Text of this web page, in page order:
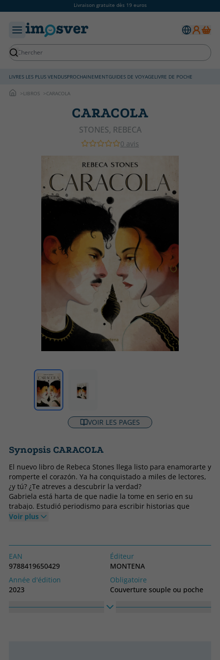
Livraison gratuite dès 19 euros
LIVRES LES PLUS VENDUSPROCHAINEMENTGUIDES DE VOYAGELIVRE DE POCHE
LIBROS CARACOLA
CARACOLA
STONES, REBECA
0 avis
VOIR LES PAGES
Synopsis CARACOLA
El nuevo libro de Rebeca Stones llega listo para enamorarte y
romperte el corazón. Ya ha conquistado a miles de lectores,
¿y tú? ¿Te atreves a descubrir la verdad?
Gabriela está harta de que nadie la tome en serio en su
trabajo. Estudió periodismo para escribir historias que
cambiasen el mundo y se pasa las mañanas corrigiendo los
que le dé el prestigio que necesita, y, con la intención de
conseguir un titular jugoso, envía un correo electrónico al
delincuente más odiado de todo el país.
Cuando,después de cuatro años entre rejas, Tomás recibe
dicho mensaje, sabe que todo está a punto de cambiar para
siempre.
Voir plus
EAN
9788419650429
Éditeur
MONTENA
Année d'édition
2023
Obligatoire
Couverture souple ou poche
Collection